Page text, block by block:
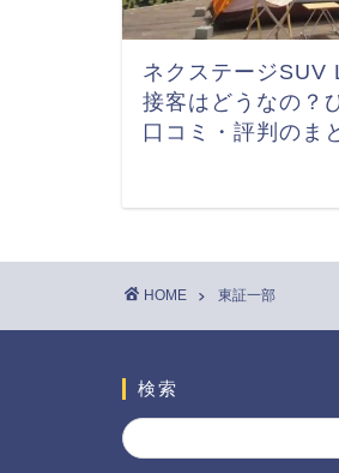
ネクステージSUV
接客はどうなの？
口コミ・評判のま
HOME 東証一部
検索